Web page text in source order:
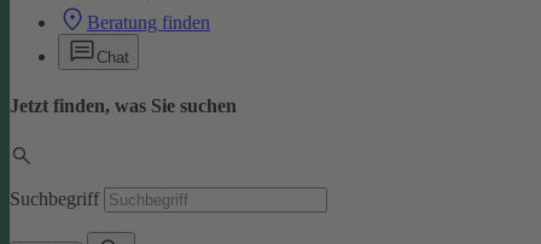
Beratung finden
Chat
Jetzt finden, was Sie suchen
Suchbegriff